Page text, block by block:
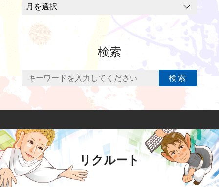
検索
検索
リクルート